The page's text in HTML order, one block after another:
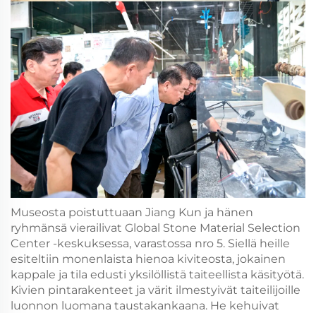
Museosta poistuttuaan Jiang Kun ja hänen
ryhmänsä vierailivat Global Stone Material Selection
Center -keskuksessa, varastossa nro 5. Siellä heille
esiteltiin monenlaista hienoa kiviteosta, jokainen
kappale ja tila edusti yksilöllistä taiteellista käsityötä.
Kivien pintarakenteet ja värit ilmestyivät taiteilijoille
luonnon luomana taustakankaana. He kehuivat